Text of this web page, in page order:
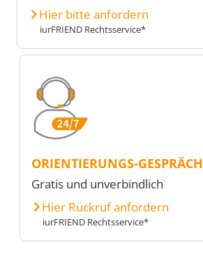
Hier bitte anfordern
iurFRIEND Rechtsservice*
ORIENTIERUNGS-GESPRÄCH
Gratis und unverbindlich
Hier Rückruf anfordern
iurFRIEND Rechtsservice*